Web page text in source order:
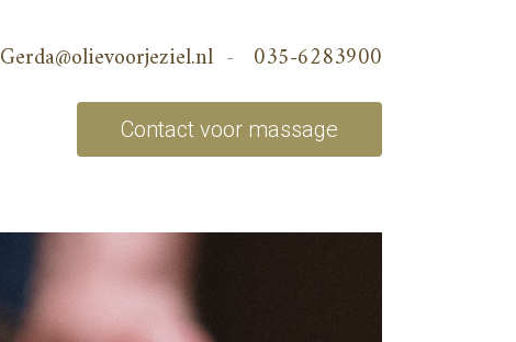
Gerda@olievoorjeziel.nl - 035-6283900
Contact voor massage